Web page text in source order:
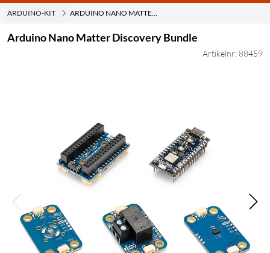
ARDUINO-KIT ARDUINO NANO MATTER DISCOVERY BUNDLE
Arduino Nano Matter Discovery Bundle
Artikelnr: 88459